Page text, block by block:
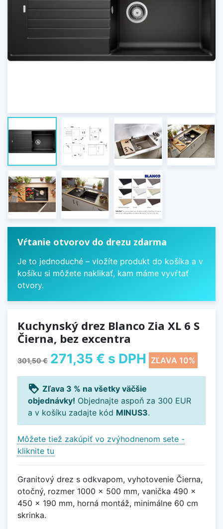
Vŕtanie otvorov do drezu zdarma
Je to jednoduché – vložíte produkt do košíka a v
košíku si môžete naklikať, kam máme vyvŕtať
otvory.
Kuchynský drez Blanco Zia XL 6 S
Čierna, bez excentra
301,50 € 271,35 € s DPH ZĽAVA 10%
loyalty Zľava 3 % na všetky väčšie
objednávky! Objednajte aspoň za 300 EUR
a v košíku zadajte kód MINUS3.
Môžete tiež zakúpiť vo zvýhodnenom sete -
kliknite tu
Granitový drez s odkvapom, vyhotovenie Čierna,
otočný, rozmer 1000 x 500 mm, vanička 490 x
450 x 190 mm, horná montáž, minimálne 60 cm
skrinka.